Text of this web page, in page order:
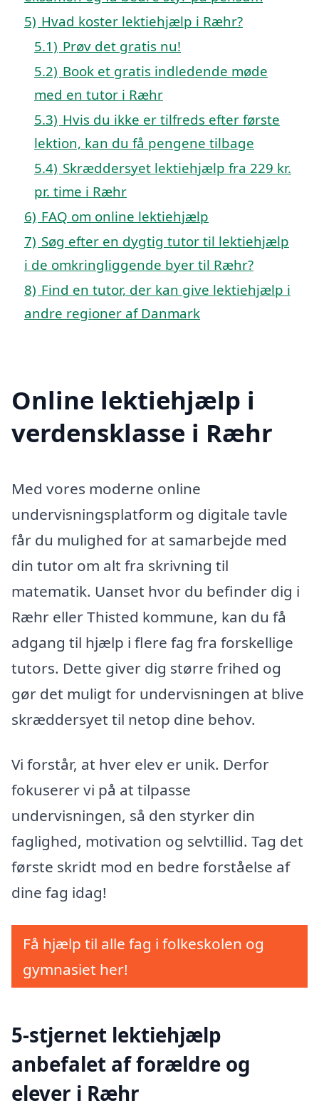
5) Hvad koster lektiehjælp i Ræhr?
5.1) Prøv det gratis nu!
5.2) Book et gratis indledende møde
med en tutor i Ræhr
5.3) Hvis du ikke er tilfreds efter første
lektion, kan du få pengene tilbage
5.4) Skræddersyet lektiehjælp fra 229 kr.
pr. time i Ræhr
6) FAQ om online lektiehjælp
7) Søg efter en dygtig tutor til lektiehjælp
i de omkringliggende byer til Ræhr?
8) Find en tutor, der kan give lektiehjælp i
andre regioner af Danmark
Online lektiehjælp i
verdensklasse i Ræhr
Med vores moderne online
undervisningsplatform og digitale tavle
får du mulighed for at samarbejde med
din tutor om alt fra skrivning til
matematik. Uanset hvor du befinder dig i
Ræhr eller Thisted kommune, kan du få
adgang til hjælp i flere fag fra forskellige
tutors. Dette giver dig større frihed og
gør det muligt for undervisningen at blive
skræddersyet til netop dine behov.
Vi forstår, at hver elev er unik. Derfor
fokuserer vi på at tilpasse
undervisningen, så den styrker din
faglighed, motivation og selvtillid. Tag det
første skridt mod en bedre forståelse af
dine fag idag!
Få hjælp til alle fag i folkeskolen og
gymnasiet her!
5-stjernet lektiehjælp
anbefalet af forældre og
elever i Ræhr